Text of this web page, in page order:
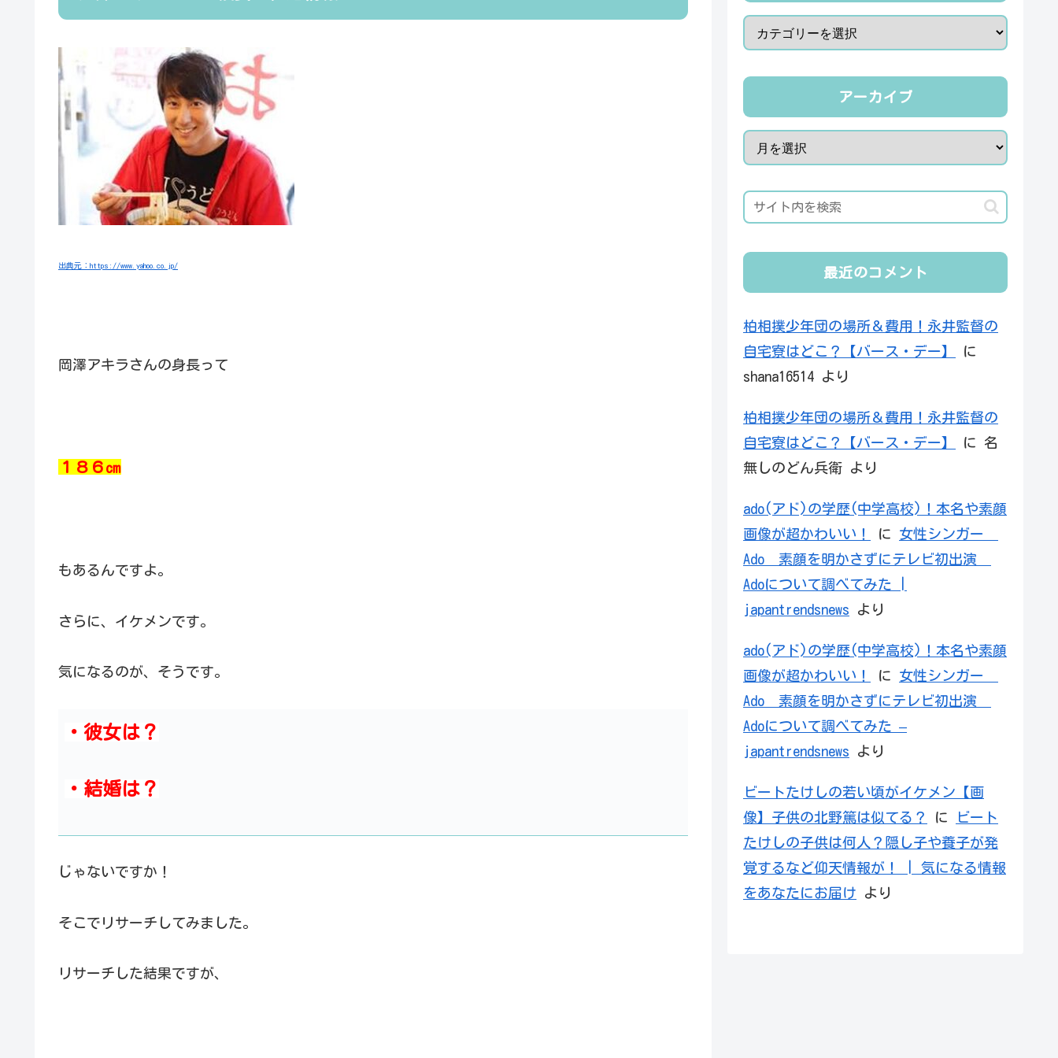
出典元：https://www.yahoo.co.jp/
岡澤アキラさんの身長って
１８６㎝
もあるんですよ。
さらに、イケメンです。
気になるのが、そうです。
・彼女は？
・結婚は？
じゃないですか！
そこでリサーチしてみました。
リサーチした結果ですが、
アーカイブ
最近のコメント
柏相撲少年団の場所＆費用！永井監督の
自宅寮はどこ？【バース・デー】
に
shana16514 より
柏相撲少年団の場所＆費用！永井監督の
自宅寮はどこ？【バース・デー】
に 名
無しのどん兵衛 より
ado(アド)の学歴(中学高校)！本名や素顔
画像が超かわいい！
に 女性シンガー
Ado 素顔を明かさずにテレビ初出演
Adoについて調べてみた |
japantrendsnews より
ado(アド)の学歴(中学高校)！本名や素顔
画像が超かわいい！
に 女性シンガー
Ado 素顔を明かさずにテレビ初出演
Adoについて調べてみた –
japantrendsnews より
ビートたけしの若い頃がイケメン【画
像】子供の北野篤は似てる？
に
ビート
たけしの子供は何人？隠し子や養子が発
覚するなど仰天情報が！ | 気になる情報
をあなたにお届け より